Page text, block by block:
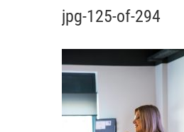
jpg-125-of-294